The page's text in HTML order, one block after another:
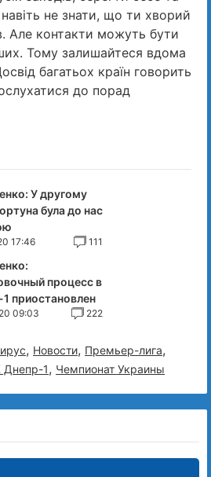
не знати, що ти хворий
Але контакти можуть бути
Тому залишайтеся вдома
багатьох країн говорить
до порад
У другому
була до нас
17:46 111
процесс в
приостановлен
09:03 222
, Новости, Премьер-лига,
Днепр-1, Чемпионат Украины